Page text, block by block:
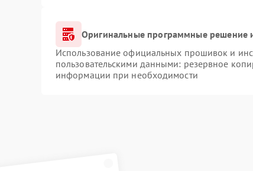
Оригинальные программные решение
Использование официальных прошивок и
пользовательскими данными: резервное
информации при необходимости